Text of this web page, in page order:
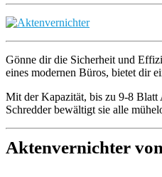
Gönne dir die Sicherheit und
eines modernen Büros, bietet dir
Mit der Kapazität, bis zu 9-8 Blatt
Schredder bewältigt sie alle
Aktenvernichter